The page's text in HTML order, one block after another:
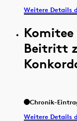
Weitere Details
Komitee
Beitritt
Chronik-
Weitere Details